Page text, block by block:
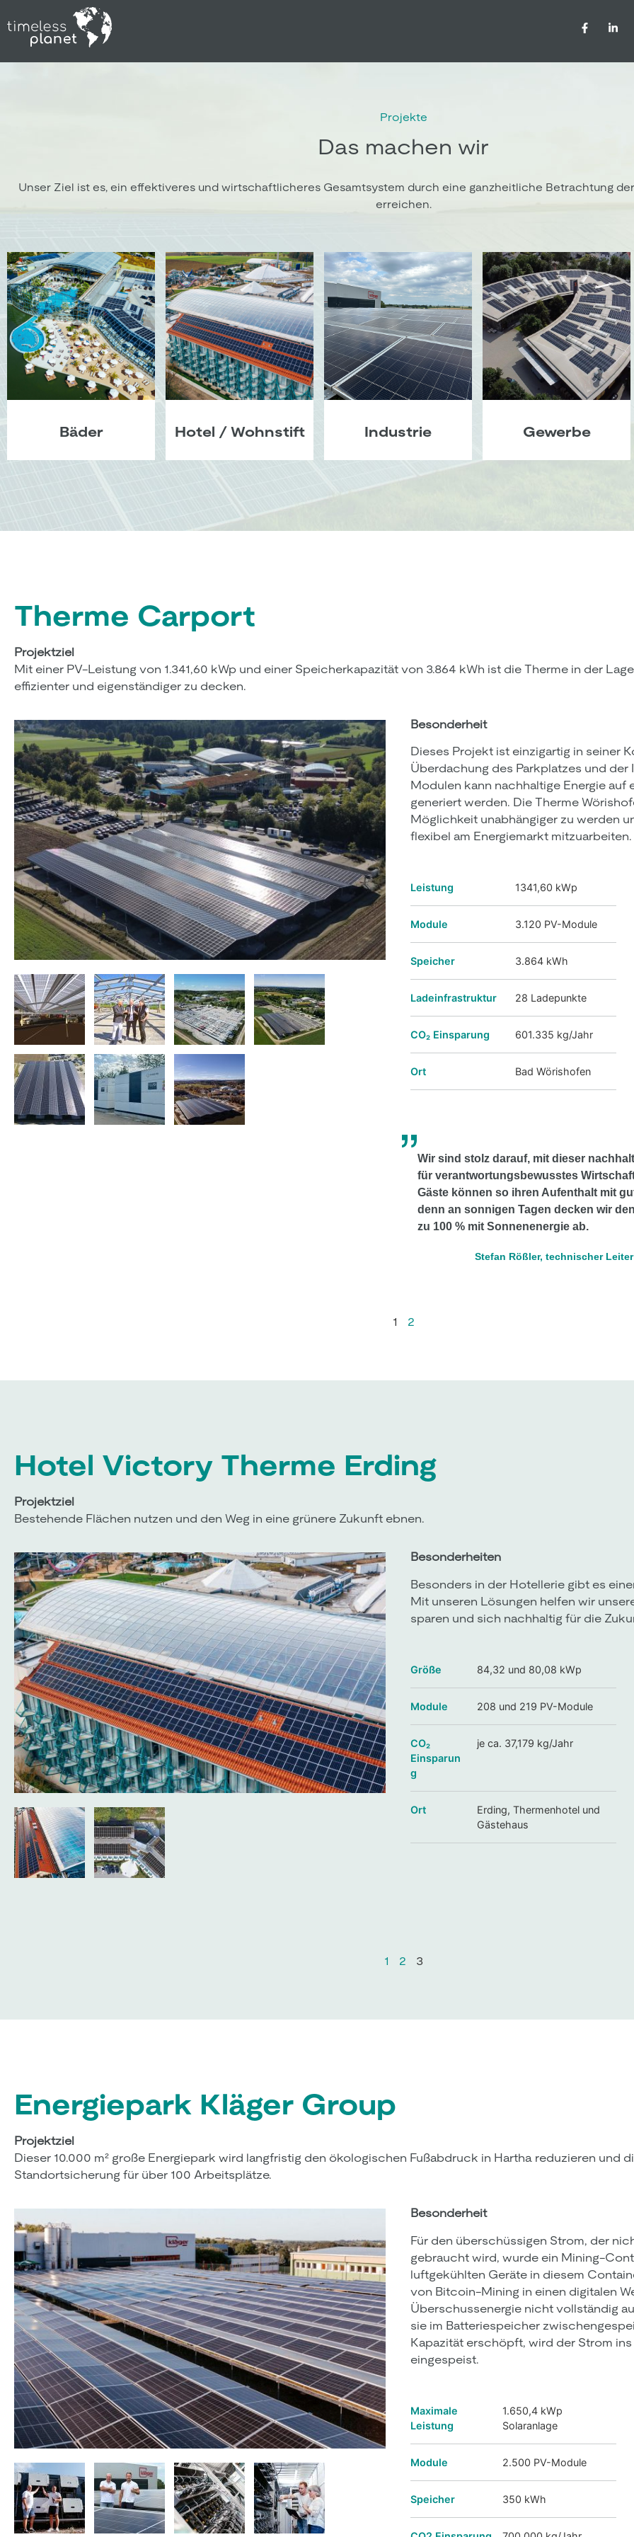
Projekte
Das machen wir
Unser Ziel ist es, ein effektiveres und wirtschaftlicheres Gesamtsystem durch eine ganzheitliche Betrachtung
erreichen.
Bäder Hotel / Wohnstift Industrie Gewerbe
Therme Carport
Projektziel
Mit einer PV-Leistung von 1.341,60 kWp und einer Speicherkapazität von 3.864 kWh ist die Therme in der
effizienter und eigenständiger zu decken.
Besonderheit
Dieses Projekt ist einzigartig in seiner
Überdachung des Parkplatzes und der
Modulen kann nachhaltige Energie auf
generiert werden. Die Therme
Möglichkeit unabhängiger zu werden
flexibel am Energiemarkt mitzuarbeiten.
Leistung 1341,60 kWp
Module 3.120 PV-Module
Speicher 3.864 kWh
Ladeinfrastruktur 28 Ladepunkte
CO₂ Einsparung 601.335 kg/Jahr
Ort Bad Wörishofen
Wir sind stolz darauf, mit dieser
für verantwortungsbewusstes
Gäste können so ihren Aufenthalt mit
denn an sonnigen Tagen decken wir
zu 100 % mit Sonnenenergie ab.
Stefan Rößler, technischer
1 2
Hotel Victory Therme Erding
Projektziel
Bestehende Flächen nutzen und den Weg in eine grünere Zukunft ebnen.
Besonderheiten
Besonders in der Hotellerie gibt es
Mit unseren Lösungen helfen wir
sparen und sich nachhaltig für die
Größe 84,32 und 80,08 kWp
Module 208 und 219 PV-Module
CO₂
Einsparun
g
je ca. 37,179 kg/Jahr
Ort
Erding, Thermenhotel und
Gästehaus
1 2 3
Energiepark Kläger Group
Projektziel
Dieser 10.000 m² große Energiepark wird langfristig den ökologischen Fußabdruck in Hartha reduzieren und
Standortsicherung für über 100 Arbeitsplätze.
Besonderheit
Für den überschüssigen Strom, der
gebraucht wird, wurde ein Mining-
luftgekühlten Geräte in diesem
von Bitcoin-Mining in einen digitalen
Überschussenergie nicht vollständig
sie im Batteriespeicher
Kapazität erschöpft, wird der Strom
eingespeist.
Maximale
Leistung
1.650,4 kWp
Solaranlage
Module 2.500 PV-Module
Speicher 350 kWh